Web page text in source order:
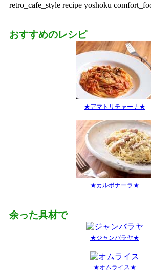
retro_cafe_style recipe yoshoku
おすすめのレシピ
★アマトリチャーナ★
★カルボナーラ★
余った具材で
★ジャンバラヤ★
★オムライス★